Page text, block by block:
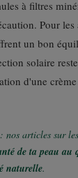
à filtres
Pour les
un bon
solaire
d'une
articles sur les
de ta peau au
naturelle.